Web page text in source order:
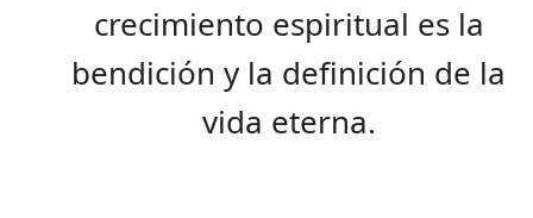
crecimiento espiritual es la
bendición y la definición de la
vida eterna.